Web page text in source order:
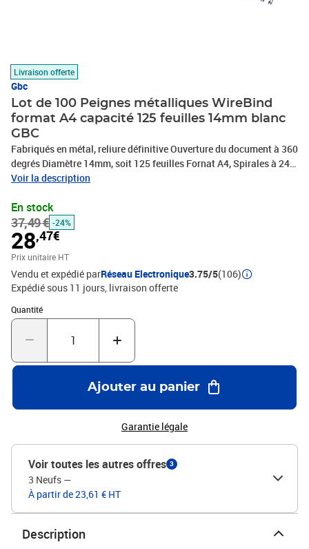
Livraison offerte
Gbc
Lot de 100 Peignes métalliques WireBind
format A4 capacité 125 feuilles 14mm blanc
GBC
Fabriqués en métal, reliure définitive Ouverture du document à 360
degrés Diamètre 14mm, soit 125 feuilles Fornat A4, Spirales à 24
anneaux Le GBC peigne métallique WireBind est un peigne de
métallique est sûre, durable et élégante. Elle vous permet de créer
des documents reliés de manière définitive et inviolable. Le
processus est très simple : lorsque toutes les pages et couvertures
de votre choix sont bien en place, la spirale est comprimée pour
former une baguette en forme de O. Une fois reliées, les pages ne
peuvent être remplacées ou modifiées qu'en retirant la spirale elle-
même, une sécurité idéale pour les documents confidentiels.
Toutes les spirales sont pré-découpées au format papier standard
A4 et sont fournies avec des extrémités repliées pour empêcher
toute perte de feuilles. Le GBC Peigne métallique WireBind permet
photocopie. Avec son diamètre de 14mm, vous pourrez créer des
dossiers A4 jusqu'à 125 pages. Son design contemporain et sa
finition blanche font du peigne WireBind un outil adéquat à la
reliure professionnelle. Disponible en couleurs et tailles
Voir la description
En stock
37,49 € -24%
28,47€
Prix unitaire HT
Vendu et expédié parRéseau Electronique3.75/5(106)
Expédié sous 11 jours livraison offerte
Quantité
Quantité : 1
Ajouter au panier
Garantie légale
Voir toutes les autres offres 3
3 Neufs —
À partir de 23,61 € HT
Description